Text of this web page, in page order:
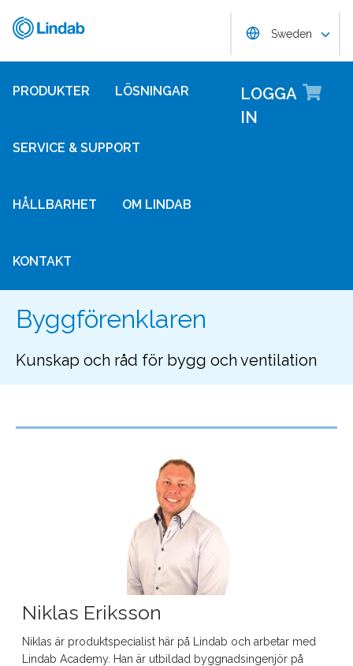
till
huvudinnehållet
Lindab Choose
Sweden
PRODUKTER LÖSNINGAR
SERVICE & SUPPORT
HÅLLBARHET OM LINDAB
KONTAKT
LOGGA
IN
Byggförenklaren
Kunskap och råd för bygg och ventilation
Niklas Eriksson
Niklas är produktspecialist här på Lindab och arbetar med
Lindab Academy. Han är utbildad byggnadsingenjör på